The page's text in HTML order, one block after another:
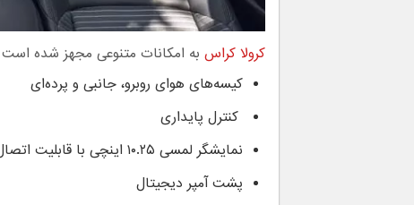
کرولا کراس به امکانات متنوعی مجهز شده است
کیسه‌های هوای روبرو، جانبی و پرده‌ای
کنترل پایداری
نمایشگر لمسی ۱۰.۲۵ اینچی با قابلیت اتصال اپل کارپلی و اندروید اتو
پشت آمپر دیجیتال